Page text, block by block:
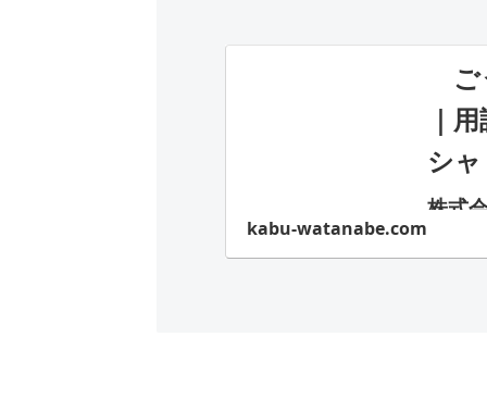
ご
｜
シ
株式
kabu-watanabe.com